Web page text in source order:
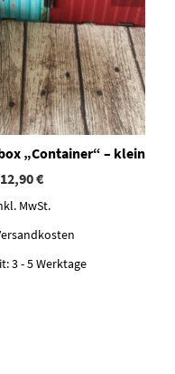
„Container“ – klein
12,90€
MwSt.
3 - 5 Werktage